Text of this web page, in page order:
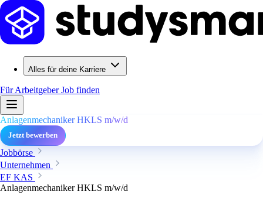
Alles für deine Karriere
Für ArbeitgeberJob finden
Anlagenmechaniker HKLS m/w/d
Jetzt bewerben
Jobbörse
Unternehmen
EF KAS
Anlagenmechaniker HKLS m/w/d